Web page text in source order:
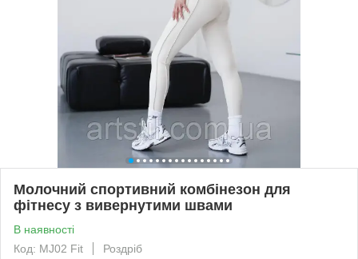
Молочний спортивний комбінезон для
фітнесу з вивернутими швами
В наявності
Код: MJ02 Fit
Роздріб